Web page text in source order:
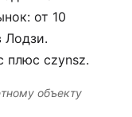
от 10
Лодзи.
плюс czynsz.
объекту